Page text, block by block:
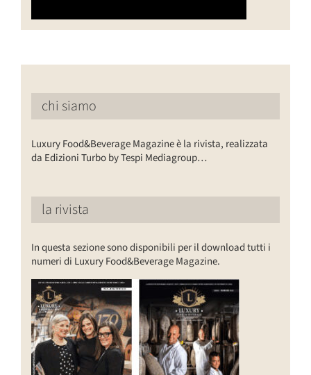
chi siamo
Luxury Food&Beverage Magazine è la rivista, realizzata
da Edizioni Turbo by Tespi Mediagroup…
la rivista
In questa sezione sono disponibili per il download tutti i
numeri di Luxury Food&Beverage Magazine.